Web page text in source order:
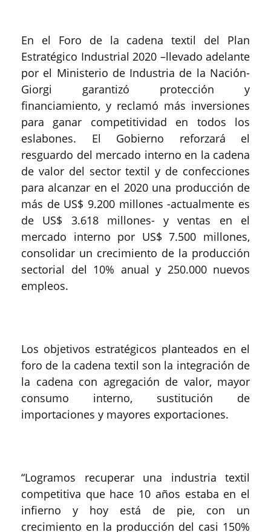
En el Foro de la cadena textil del Plan
Estratégico Industrial 2020 –llevado adelante
por el Ministerio de Industria de la Nación-
Giorgi garantizó protección y
financiamiento, y reclamó más inversiones
para ganar competitividad en todos los
eslabones. El Gobierno reforzará el
resguardo del mercado interno en la cadena
de valor del sector textil y de confecciones
para alcanzar en el 2020 una producción de
más de US$ 9.200 millones -actualmente es
de US$ 3.618 millones- y ventas en el
mercado interno por US$ 7.500 millones,
consolidar un crecimiento de la producción
sectorial del 10% anual y 250.000 nuevos
empleos.
Los objetivos estratégicos planteados en el
foro de la cadena textil son la integración de
la cadena con agregación de valor, mayor
consumo interno, sustitución de
importaciones y mayores exportaciones.
“Logramos recuperar una industria textil
competitiva que hace 10 años estaba en el
infierno y hoy está de pie, con un
crecimiento en la producción del casi 150%